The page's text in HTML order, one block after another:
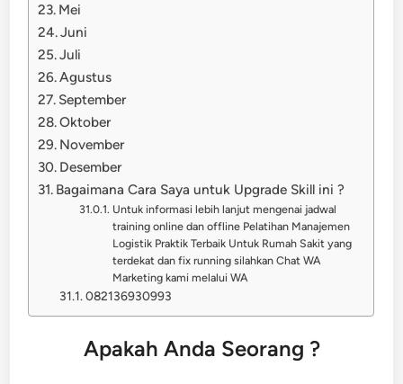
Mei
Juni
Juli
Agustus
September
Oktober
November
Desember
Bagaimana Cara Saya untuk Upgrade Skill ini ?
Untuk informasi lebih lanjut mengenai jadwal
training online dan offline Pelatihan Manajemen
Logistik Praktik Terbaik Untuk Rumah Sakit yang
terdekat dan fix running silahkan Chat WA
Marketing kami melalui WA
082136930993
Apakah Anda Seorang ?